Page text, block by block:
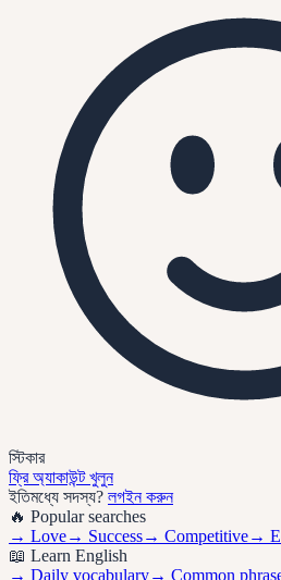
স্টিকার
ফ্রি অ্যাকাউন্ট খুলুন
ইতিমধ্যে সদস্য? লগইন করুন
🔥 Popular searches
→ Love→ Success→ Competitive→
📖 Learn English
→ Daily vocabulary→ Common